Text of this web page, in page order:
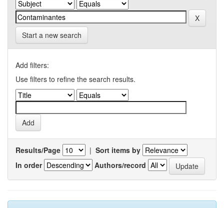
Start a new search
Add filters:
Use filters to refine the search results.
Results/Page | Sort items by
In order
Authors/record